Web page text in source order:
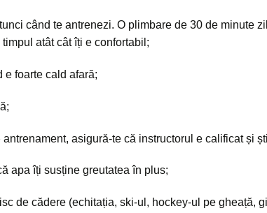
când te antrenezi. O plimbare de 30 de minute
atât cât îți e confortabil;
e foarte cald afară;
asigură-te că instructorul e calificat și
apa îți susține greutatea în plus;
de cădere (echitația, ski-ul, hockey-ul pe gheață,